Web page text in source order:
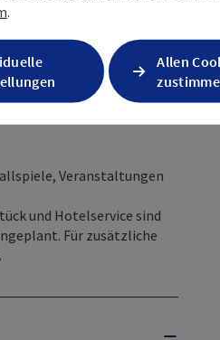
rund um einen
nicht nur als
Veranstaltungen
und Hotelservice sind
Für zusätzliche
.
Allen